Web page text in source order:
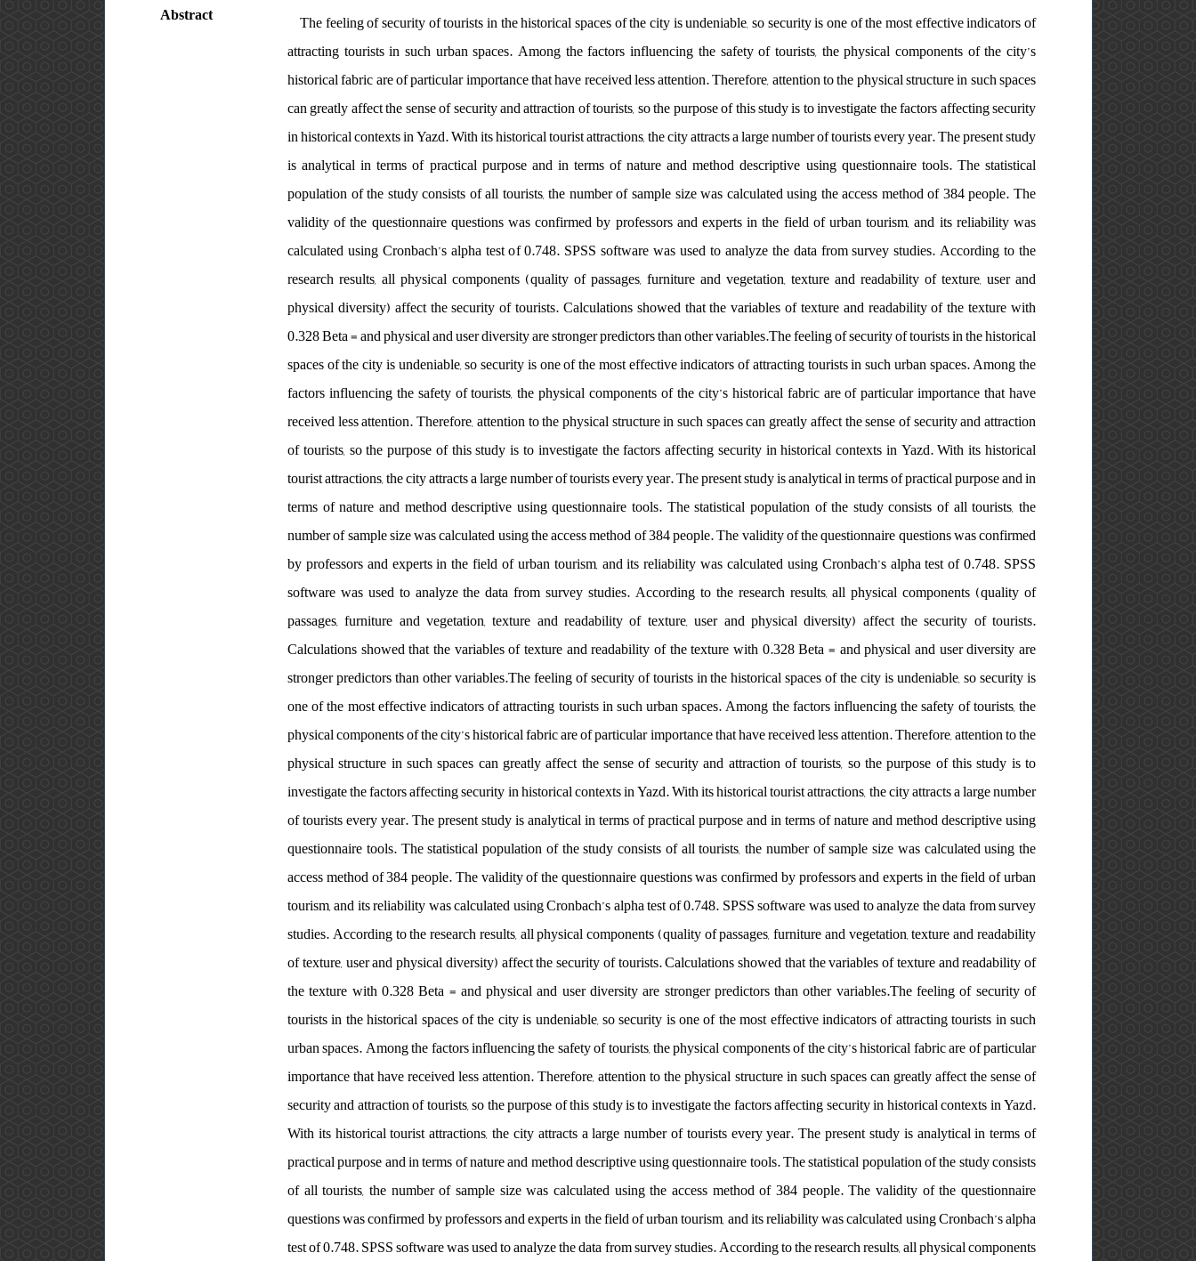
Abstract
The feeling of security of tourists in the historical spaces of the city is undeniable, so security is one of the most effective indicators of
attracting tourists in such urban spaces. Among the factors influencing the safety of tourists, the physical components of the city’s
historical fabric are of particular importance that have received less attention. Therefore, attention to the physical structure in such spaces
can greatly affect the sense of security and attraction of tourists, so the purpose of this study is to investigate the factors affecting security
in historical contexts in Yazd. With its historical tourist attractions, the city attracts a large number of tourists every year. The present study
is analytical in terms of practical purpose and in terms of nature and method descriptive using questionnaire tools. The statistical
population of the study consists of all tourists, the number of sample size was calculated using the access method of 384 people. The
validity of the questionnaire questions was confirmed by professors and experts in the field of urban tourism, and its reliability was
calculated using Cronbach’s alpha test of 0.748. SPSS software was used to analyze the data from survey studies. According to the
research results, all physical components (quality of passages, furniture and vegetation, texture and readability of texture, user and
physical diversity) affect the security of tourists. Calculations showed that the variables of texture and readability of the texture with
0.328 Beta = and physical and user diversity are stronger predictors than other variables.The feeling of security of tourists in the historical
spaces of the city is undeniable, so security is one of the most effective indicators of attracting tourists in such urban spaces. Among the
factors influencing the safety of tourists, the physical components of the city’s historical fabric are of particular importance that have
received less attention. Therefore, attention to the physical structure in such spaces can greatly affect the sense of security and attraction
of tourists, so the purpose of this study is to investigate the factors affecting security in historical contexts in Yazd. With its historical
tourist attractions, the city attracts a large number of tourists every year. The present study is analytical in terms of practical purpose and in
terms of nature and method descriptive using questionnaire tools. The statistical population of the study consists of all tourists, the
number of sample size was calculated using the access method of 384 people. The validity of the questionnaire questions was confirmed
by professors and experts in the field of urban tourism, and its reliability was calculated using Cronbach’s alpha test of 0.748. SPSS
software was used to analyze the data from survey studies. According to the research results, all physical components (quality of
passages, furniture and vegetation, texture and readability of texture, user and physical diversity) affect the security of tourists.
Calculations showed that the variables of texture and readability of the texture with 0.328 Beta = and physical and user diversity are
stronger predictors than other variables.The feeling of security of tourists in the historical spaces of the city is undeniable, so security is
one of the most effective indicators of attracting tourists in such urban spaces. Among the factors influencing the safety of tourists, the
physical components of the city’s historical fabric are of particular importance that have received less attention. Therefore, attention to the
physical structure in such spaces can greatly affect the sense of security and attraction of tourists, so the purpose of this study is to
investigate the factors affecting security in historical contexts in Yazd. With its historical tourist attractions, the city attracts a large number
of tourists every year. The present study is analytical in terms of practical purpose and in terms of nature and method descriptive using
questionnaire tools. The statistical population of the study consists of all tourists, the number of sample size was calculated using the
access method of 384 people. The validity of the questionnaire questions was confirmed by professors and experts in the field of urban
tourism, and its reliability was calculated using Cronbach’s alpha test of 0.748. SPSS software was used to analyze the data from survey
studies. According to the research results, all physical components (quality of passages, furniture and vegetation, texture and readability
of texture, user and physical diversity) affect the security of tourists. Calculations showed that the variables of texture and readability of
the texture with 0.328 Beta = and physical and user diversity are stronger predictors than other variables.The feeling of security of
tourists in the historical spaces of the city is undeniable, so security is one of the most effective indicators of attracting tourists in such
urban spaces. Among the factors influencing the safety of tourists, the physical components of the city’s historical fabric are of particular
importance that have received less attention. Therefore, attention to the physical structure in such spaces can greatly affect the sense of
security and attraction of tourists, so the purpose of this study is to investigate the factors affecting security in historical contexts in Yazd.
With its historical tourist attractions, the city attracts a large number of tourists every year. The present study is analytical in terms of
practical purpose and in terms of nature and method descriptive using questionnaire tools. The statistical population of the study consists
of all tourists, the number of sample size was calculated using the access method of 384 people. The validity of the questionnaire
questions was confirmed by professors and experts in the field of urban tourism, and its reliability was calculated using Cronbach’s alpha
test of 0.748. SPSS software was used to analyze the data from survey studies. According to the research results, all physical components